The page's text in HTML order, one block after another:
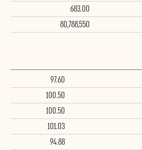
683.00
80,788,550
97.60
100.50
100.50
101.03
94.88